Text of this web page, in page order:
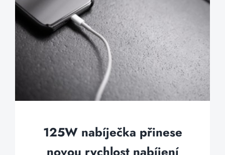
125W nabíječka přinese